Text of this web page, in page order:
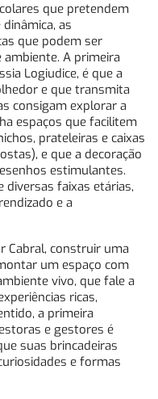
que pretendem
as
que podem ser
A primeira
Logiudice, é que a
e que transmita
consigam explorar a
espaços que facilitem
prateleiras e caixas
e que a decoração
estimulantes.
diversas faixas etárias,
e a
Cabral, construir uma
um espaço com
vivo, que fale a
ricas,
a primeira
e gestores é
suas brincadeiras
e formas